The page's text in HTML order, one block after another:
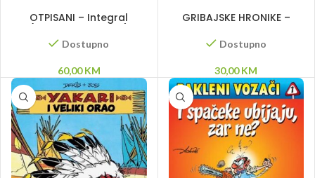
OTPISANI – Integral
Dostupno
60,00KM
GRIBAJSKE HRONIKE –
Dostupno
30,00KM